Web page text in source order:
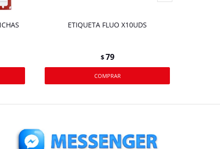
ETIQUETA FLUO X10UDS
$79